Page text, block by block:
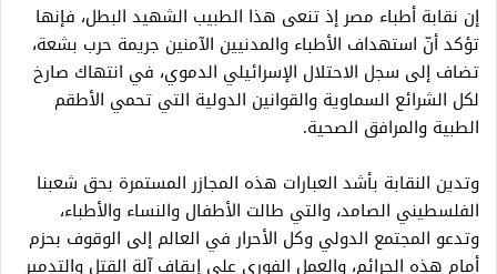
إن نقابة أطباء مصر إذ تنعى هذا الطبيب الشهيد البطل، فإنها
تؤكد أنّ استهداف الأطباء والمدنيين الآمنين جريمة حرب بشعة،
تضاف إلى سجل الاحتلال الإسرائيلي الدموي، في انتهاك صارخ
لكل الشرائع السماوية والقوانين الدولية التي تحمي الأطقم
الطبية والمرافق الصحية.
وتدين النقابة بأشد العبارات هذه المجازر المستمرة بحق شعبنا
الفلسطيني الصامد، والتي طالت الأطفال والنساء والأطباء،
وتدعو المجتمع الدولي وكل الأحرار في العالم إلى الوقوف بحزم
أمام هذه الجرائم، والعمل الفوري على إيقاف آلة القتل والتدمير